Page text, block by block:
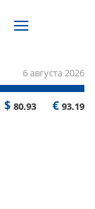
6 августа 2026
$ 80.93 € 93.19